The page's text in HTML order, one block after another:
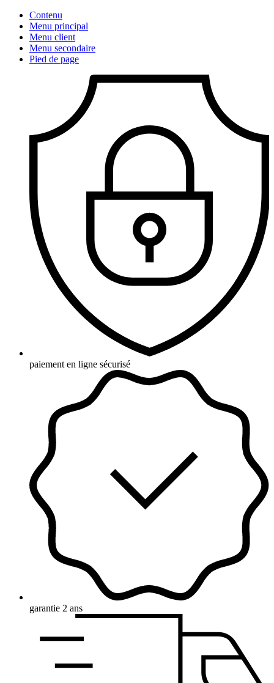
Contenu
Menu principal
Menu client
Menu secondaire
Pied de page
paiement en ligne sécurisé
garantie 2 ans